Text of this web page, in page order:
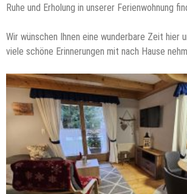
Ruhe und Erholung in unserer Ferienwohnung
Wir wünschen Ihnen eine wunderbare Zeit hier
viele schöne Erinnerungen mit nach Hause